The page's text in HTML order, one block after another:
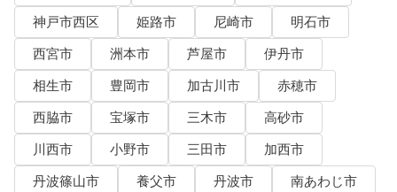
神戸市西区
姫路市 尼崎市
明石市
西宮市
洲本市 芦屋市
伊丹市
相生市
豊岡市 加古川市
赤穂市
西脇市
宝塚市 三木市
高砂市
川西市
小野市 三田市
加西市
丹波篠山市
養父市 丹波市
南あわじ市